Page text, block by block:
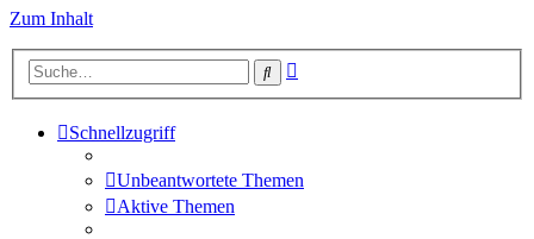
Zum Inhalt
Suche
Schnellzugriff
Unbeantwortete Themen
Aktive Themen